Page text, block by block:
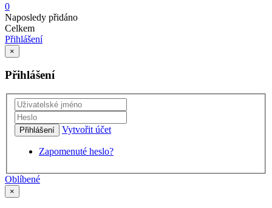
0
Naposledy přidáno
Celkem
Přihlášení
×
Přihlášení
Přihlášení Vytvořit účet
Zapomenuté heslo?
Oblíbené
×